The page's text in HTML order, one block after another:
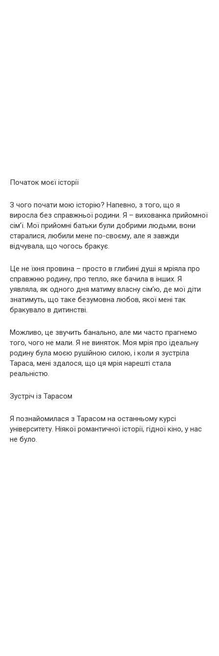
Початок моєї історії
З чого почати мою історію? Напевно, з того, що я
виросла без справжньої родини. Я – вихованка прийомної
сім’ї. Мої прийомні батьки були добрими людьми, вони
старалися, любили мене по-своєму, але я завжди
відчувала, що чогось бракує.
Це не їхня провина – просто в глибині душі я мріяла про
справжню родину, про тепло, яке бачила в інших. Я
уявляла, як одного дня матиму власну сім’ю, де мої діти
знатимуть, що таке безумовна любов, якої мені так
бракувало в дитинстві.
Можливо, це звучить банально, але ми часто прагнемо
того, чого не мали. Я не виняток. Моя мрія про ідеальну
родину була моєю рушійною силою, і коли я зустріла
Тараса, мені здалося, що ця мрія нарешті стала
реальністю.
Зустріч із Тарасом
Я познайомилася з Тарасом на останньому курсі
університету. Ніякої романтичної історії, гідної кіно, у нас
не було.